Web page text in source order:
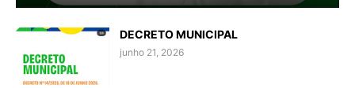
DECRETO MUNICIPAL
junho 21, 2026